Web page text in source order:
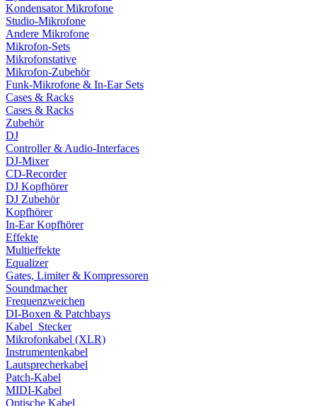
Kondensator Mikrofone
Studio-Mikrofone
Andere Mikrofone
Mikrofon-Sets
Mikrofonstative
Mikrofon-Zubehör
Funk-Mikrofone & In-Ear Sets
Cases & Racks
Cases & Racks
Zubehör
DJ
Controller & Audio-Interfaces
DJ-Mixer
CD-Recorder
DJ Kopfhörer
DJ Zubehör
Kopfhörer
In-Ear Kopfhörer
Effekte
Multieffekte
Equalizer
Gates, Limiter & Kompressoren
Soundmacher
Frequenzweichen
DI-Boxen & Patchbays
Kabel_Stecker
Mikrofonkabel (XLR)
Instrumentenkabel
Lautsprecherkabel
Patch-Kabel
MIDI-Kabel
Optische Kabel